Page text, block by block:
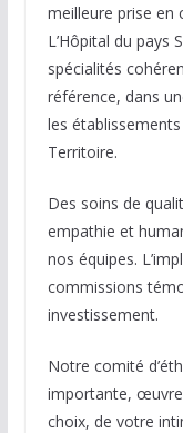
meilleure prise en
L’Hôpital du pays
spécialités
référence, dans
les
Territoire.
Des soins de
empathie et
nos équipes.
commissions
investissement.
Notre comité
importante,
choix, de votre